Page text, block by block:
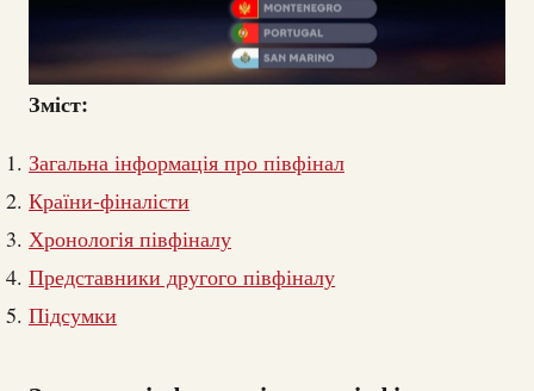
Зміст:
Загальна інформація про півфінал
Країни-фіналісти
Хронологія півфіналу
Представники другого півфіналу
Підсумки